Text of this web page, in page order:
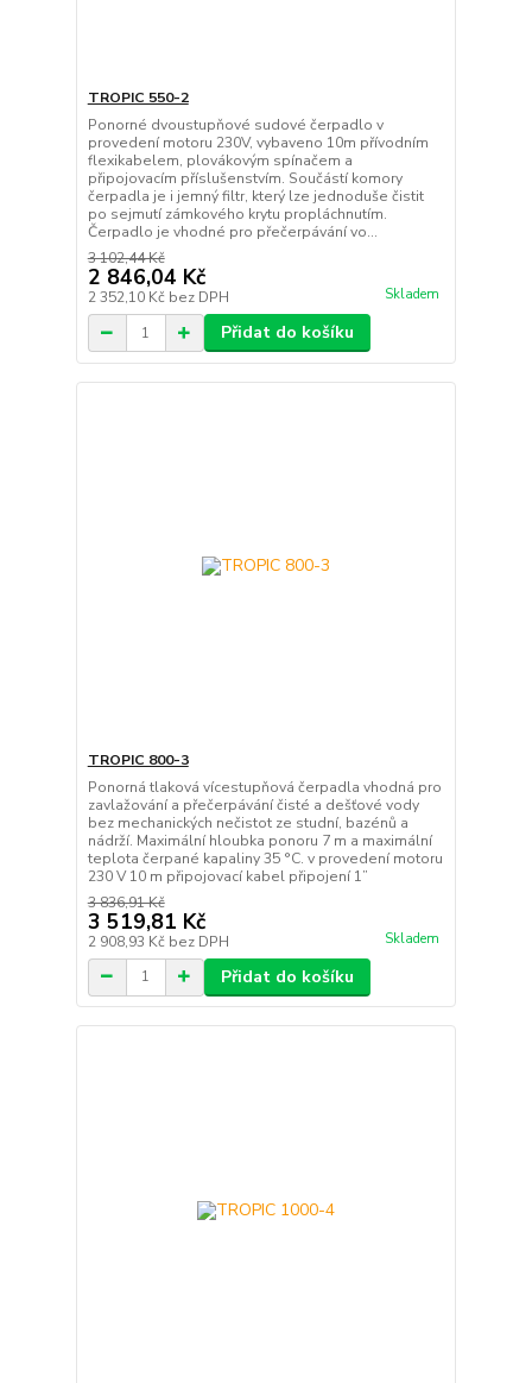
TROPIC 550-2
Ponorné dvoustupňové sudové čerpadlo v
provedení motoru 230V, vybaveno 10m přívodním
flexikabelem, plovákovým spínačem a
připojovacím příslušenstvím. Součástí komory
čerpadla je i jemný filtr, který lze jednoduše čistit
po sejmutí zámkového krytu propláchnutím.
Čerpadlo je vhodné pro přečerpávání vo...
3 102,44 Kč
2 846,04 Kč
2 352,10 Kč bez DPH Skladem
Přidat do košíku
TROPIC 800-3
Ponorná tlaková vícestupňová čerpadla vhodná pro
zavlažování a přečerpávání čisté a dešťové vody
bez mechanických nečistot ze studní, bazénů a
nádrží. Maximální hloubka ponoru 7 m a maximální
teplota čerpané kapaliny 35 °C. v provedení motoru
230 V 10 m připojovací kabel připojení 1”
3 836,91 Kč
3 519,81 Kč
2 908,93 Kč bez DPH Skladem
Přidat do košíku